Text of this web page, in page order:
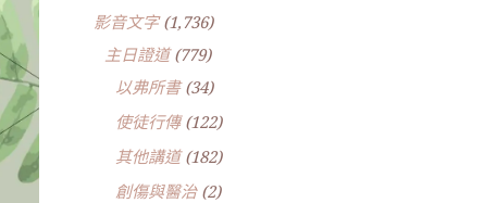
影音文字(1,736)
主日證道(779)
以弗所書(34)
使徒行傳(122)
其他講道(182)
創傷與醫治(2)